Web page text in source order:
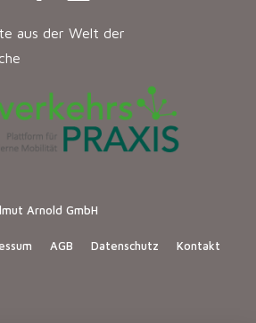
aus der Welt der
Arnold GmbH
AGB Datenschutz Kontakt